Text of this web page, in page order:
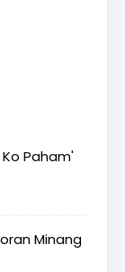
Ko Paham'
Minang